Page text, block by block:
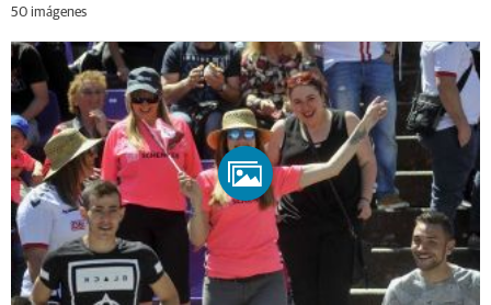
50 imágenes